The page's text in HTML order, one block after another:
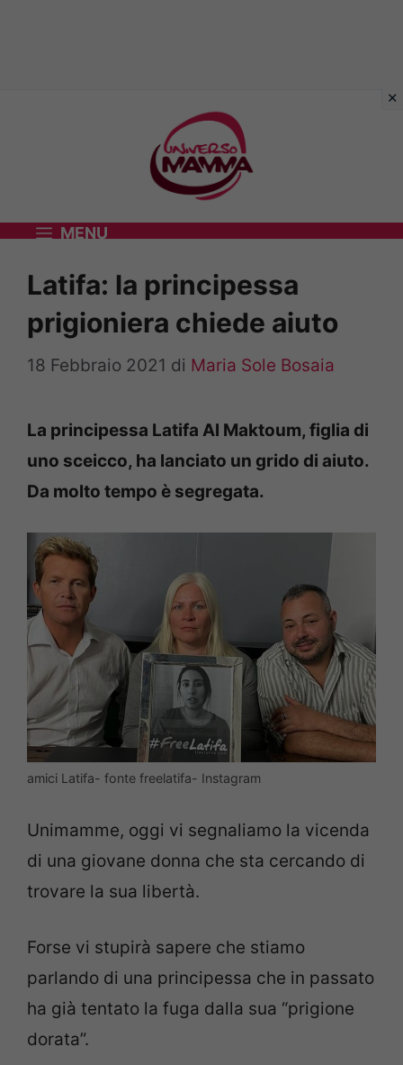
MENU
Latifa: la principessa
prigioniera chiede aiuto
18 Febbraio 2021 di Maria Sole Bosaia
La principessa Latifa Al Maktoum, figlia di
uno sceicco, ha lanciato un grido di aiuto.
Da molto tempo è segregata.
amici Latifa- fonte freelatifa- Instagram
Unimamme, oggi vi segnaliamo la vicenda
di una giovane donna che sta cercando di
trovare la sua libertà.
Forse vi stupirà sapere che stiamo
parlando di una principessa che in passato
ha già tentato la fuga dalla sua “prigione
dorata”.